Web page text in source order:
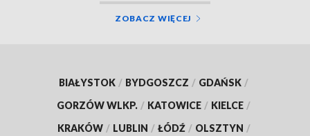
ZOBACZ WIĘCEJ
BIAŁYSTOK / BYDGOSZCZ / GDAŃSK /
GORZÓW WLKP. / KATOWICE / KIELCE /
KRAKÓW / LUBLIN / ŁÓDŹ / OLSZTYN /